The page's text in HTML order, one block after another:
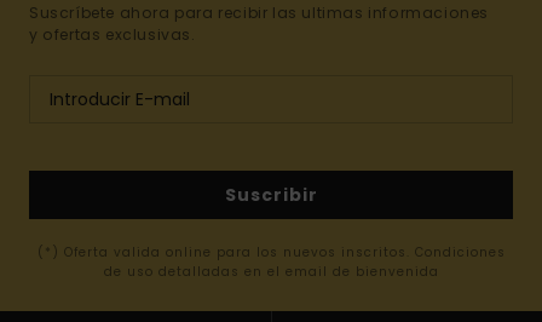
Suscríbete ahora para recibir las ultimas informaciones
y ofertas exclusivas.
Suscribir
(*) Oferta valida online para los nuevos inscritos. Condiciones
de uso detalladas en el email de bienvenida